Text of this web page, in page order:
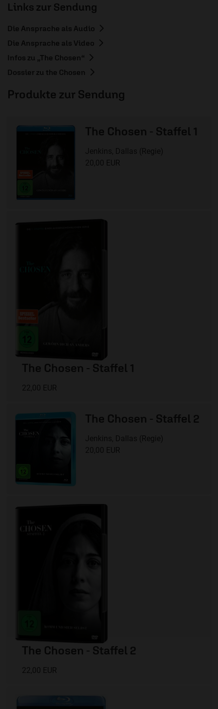
Links zur Sendung
Die Ansprache als Audio
Die Ansprache als Video
Infos zu „The Chosen“
Dossier zu the Chosen
Produkte zur Sendung
The Chosen - Staffel 1
Jenkins, Dallas (Regie)
20,00 EUR
The Chosen - Staffel 1
22,00 EUR
The Chosen - Staffel 2
Jenkins, Dallas (Regie)
20,00 EUR
The Chosen - Staffel 2
22,00 EUR